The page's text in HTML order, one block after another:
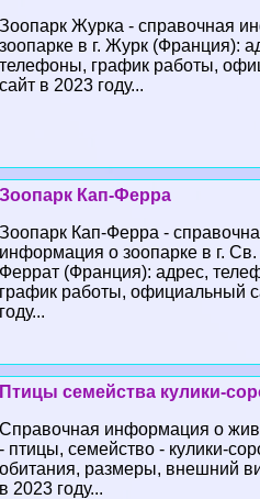
Зоопарк Журка - справочная
зоопарке в г. Журк (Франция):
телефоны, график работы,
сайт в 2023 году...
Зоопарк Кап-Ферра
Зоопарк Кап-Ферра -
информация о зоопарке в г.
Феррат (Франция): адрес,
график работы, официальный
году...
Птицы семейства кулики-
Справочная информация о
- птицы, семейство - кулики-
обитания, размеры, внешний
в 2023 году...